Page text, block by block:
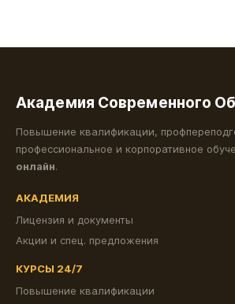
Академия Современного
Повышение квалификации,
профессиональное и корпоративное
онлайн.
АКАДЕМИЯ
Лицензия и документы
Акции и спец. предложения
КУРСЫ 24/7
Повышение квалификации